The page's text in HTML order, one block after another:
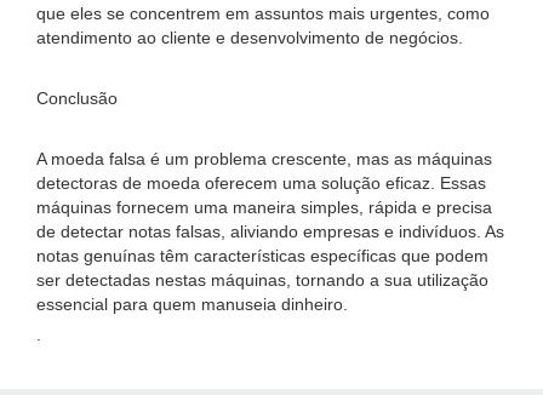
que eles se concentrem em assuntos mais urgentes, como
atendimento ao cliente e desenvolvimento de negócios.
Conclusão
A moeda falsa é um problema crescente, mas as máquinas
detectoras de moeda oferecem uma solução eficaz. Essas
máquinas fornecem uma maneira simples, rápida e precisa
de detectar notas falsas, aliviando empresas e indivíduos. As
notas genuínas têm características específicas que podem
ser detectadas nestas máquinas, tornando a sua utilização
essencial para quem manuseia dinheiro.